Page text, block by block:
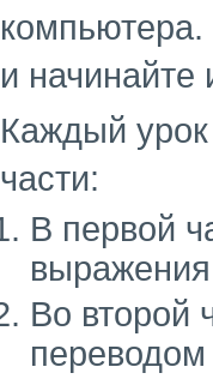
и начинайте
Каждый урок
части:
В первой
Во второй